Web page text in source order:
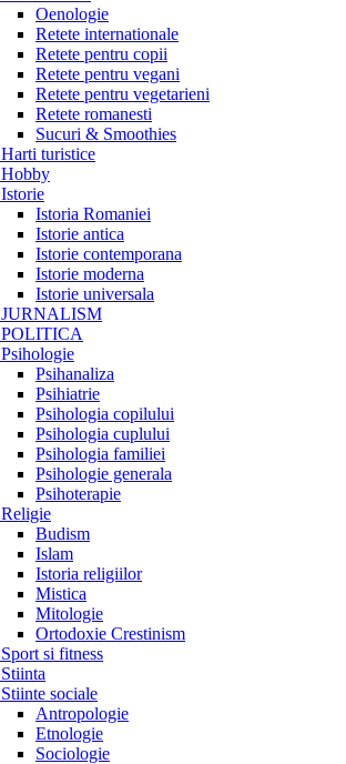
Oenologie
Retete internationale
Retete pentru copii
Retete pentru vegani
Retete pentru vegetarieni
Retete romanesti
Sucuri & Smoothies
Harti turistice
Hobby
Istorie
Istoria Romaniei
Istorie antica
Istorie contemporana
Istorie moderna
Istorie universala
JURNALISM
POLITICA
Psihologie
Psihanaliza
Psihiatrie
Psihologia copilului
Psihologia cuplului
Psihologia familiei
Psihologie generala
Psihoterapie
Religie
Budism
Islam
Istoria religiilor
Mistica
Mitologie
Ortodoxie Crestinism
Sport si fitness
Stiinta
Stiinte sociale
Antropologie
Etnologie
Sociologie